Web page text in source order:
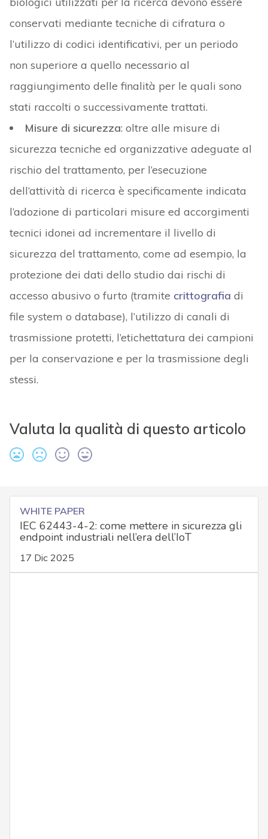
conservati mediante tecniche di cifratura o
l’utilizzo di codici identificativi, per un periodo
non superiore a quello necessario al
raggiungimento delle finalità per le quali sono
stati raccolti o successivamente trattati.
Misure di sicurezza: oltre alle misure di
sicurezza tecniche ed organizzative adeguate al
rischio del trattamento, per l’esecuzione
dell’attività di ricerca è specificamente indicata
l’adozione di particolari misure ed accorgimenti
tecnici idonei ad incrementare il livello di
sicurezza del trattamento, come ad esempio, la
protezione dei dati dello studio dai rischi di
accesso abusivo o furto (tramite crittografia di
file system o database), l’utilizzo di canali di
trasmissione protetti, l’etichettatura dei campioni
per la conservazione e per la trasmissione degli
stessi.
Valuta la qualità di questo articolo
WHITE PAPER
IEC 62443-4-2: come mettere in sicurezza gli
endpoint industriali nell’era dell’IoT
17 Dic 2025